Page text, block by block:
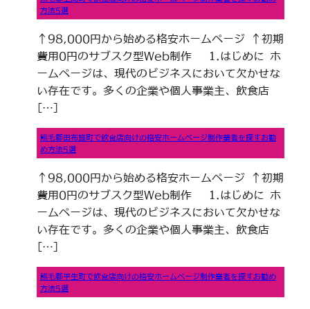
方法5選
↑98,000円から始める格安ホームページ ↑初期
費用0円のサブスク型Web制作 1.はじめに ホ
ームページは、現代のビジネスにおいて欠かせな
い存在です。多くの企業や個人事業主、飲食店
[…]
熊毛郡田布施町で飲食店向けの格安ホームページ制作業者を探すお勧
め方法5選
↑98,000円から始める格安ホームページ ↑初期
費用0円のサブスク型Web制作 1.はじめに ホ
ームページは、現代のビジネスにおいて欠かせな
い存在です。多くの企業や個人事業主、飲食店
[…]
熊毛郡平生町で飲食店向けの格安ホームページ制作業者を探すお勧め
方法5選